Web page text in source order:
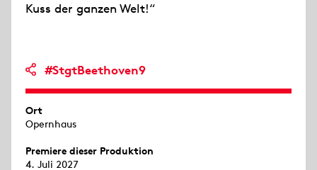
Kuss der ganzen Welt!“
#StgtBeethoven9
Ort
Opernhaus
Premiere dieser Produktion
4. Juli 2027